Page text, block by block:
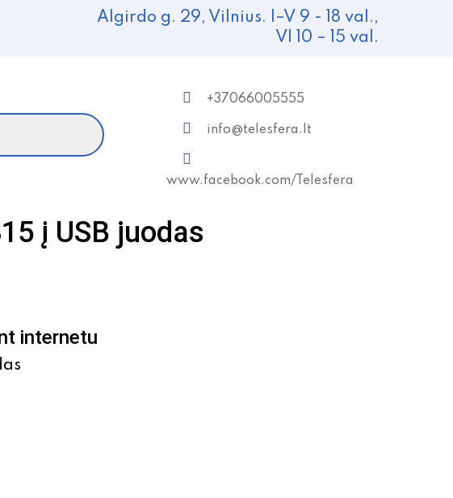
Algirdo g. 29, Vilnius. I–V 9 - 18 val.,
VI 10 – 15 val.
+37066005555
info@telesfera.lt
www.facebook.com/Telesfera
į USB juodas
internetu